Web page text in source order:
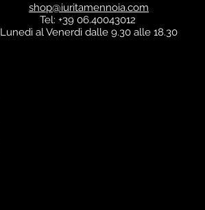
shop@iuritamennoia.com
Tel: +39 06.40043012
Lunedì al Venerdì dalle 9.30 alle 18.30